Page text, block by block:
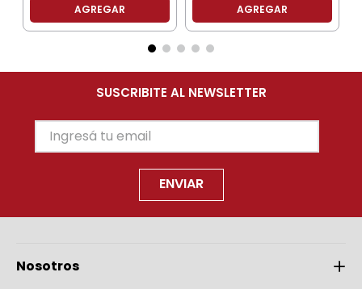
AGREGAR AGREGAR
SUSCRIBITE AL NEWSLETTER
ENVIAR
Nosotros